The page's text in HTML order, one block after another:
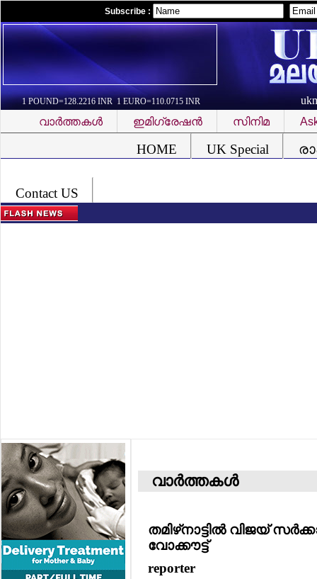
Subscribe :
1 POUND=128.2216 INR 1 EURO=110.0715 INR
വാര്‍ത്തകള്‍
ഇമിഗ്രേഷന്‍ സിനിമ
HOME UK Special
Contact US
വാര്‍ത്തകള്‍
തമിഴ്‌നാട്ടില്‍ വിജയ്
വോക്കൗട്ട്
reporter